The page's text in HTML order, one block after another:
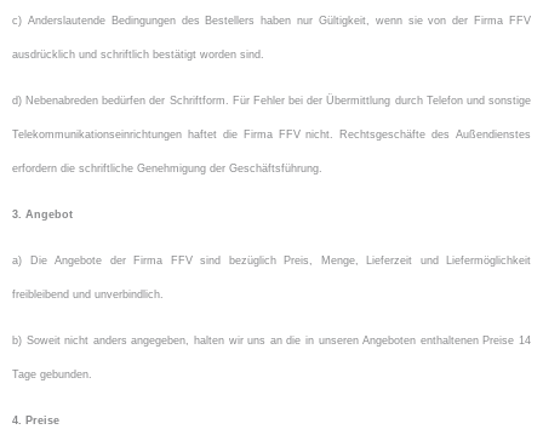
c) Anderslautende Bedingungen des Bestellers haben nur Gültigkeit, wenn sie von der Firma FFV
ausdrücklich und schriftlich bestätigt worden sind.
d) Nebenabreden bedürfen der Schriftform. Für Fehler bei der Übermittlung durch Telefon und sonstige
Telekommunikationseinrichtungen haftet die Firma FFV nicht. Rechtsgeschäfte des Außendienstes
erfordern die schriftliche Genehmigung der Geschäftsführung.
3. Angebot
a) Die Angebote der Firma FFV sind bezüglich Preis, Menge, Lieferzeit und Liefermöglichkeit
freibleibend und unverbindlich.
b) Soweit nicht anders angegeben, halten wir uns an die in unseren Angeboten enthaltenen Preise 14
Tage gebunden.
4. Preise